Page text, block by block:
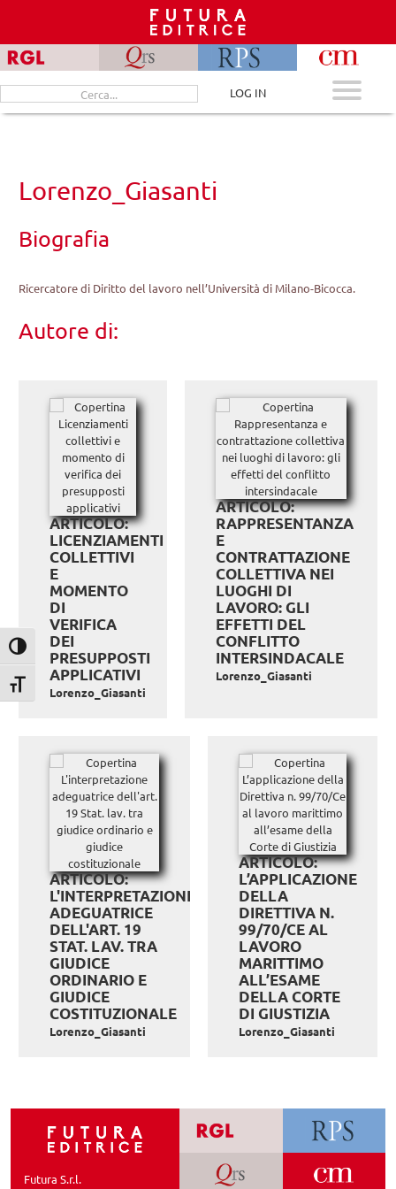
Attiva/disattiva alto contrasto
Attiva/disattiva dimensione testo
content
Cerca
per:
LOG IN
Lorenzo_Giasanti
Biografia
Ricercatore di Diritto del lavoro nell’Università di Milano-Bicocca.
Autore di:
ARTICOLO:
LICENZIAMENTI
COLLETTIVI
E
MOMENTO
DI
VERIFICA
DEI
PRESUPPOSTI
APPLICATIVI
Lorenzo_Giasanti
ARTICOLO:
RAPPRESENTANZA
E
CONTRATTAZIONE
COLLETTIVA NEI
LUOGHI DI
LAVORO: GLI
EFFETTI DEL
CONFLITTO
INTERSINDACALE
Lorenzo_Giasanti
ARTICOLO:
L'INTERPRETAZIONE
ADEGUATRICE
DELL'ART. 19
STAT. LAV. TRA
GIUDICE
ORDINARIO E
GIUDICE
COSTITUZIONALE
Lorenzo_Giasanti
ARTICOLO:
L’APPLICAZIONE
DELLA
DIRETTIVA N.
99/70/CE AL
LAVORO
MARITTIMO
ALL’ESAME
DELLA CORTE
DI GIUSTIZIA
Lorenzo_Giasanti
Futura S.r.l.